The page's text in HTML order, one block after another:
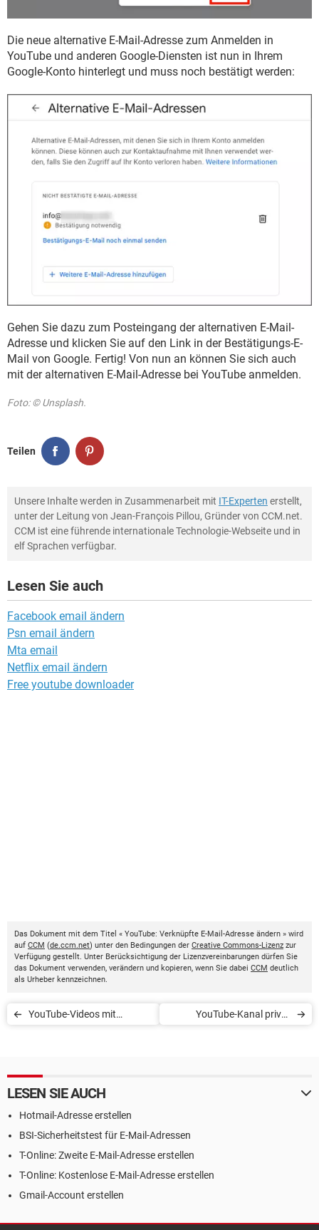
Die neue alternative E-Mail-Adresse zum Anmelden in
YouTube und anderen Google-Diensten ist nun in Ihrem
Google-Konto hinterlegt und muss noch bestätigt werden:
Gehen Sie dazu zum Posteingang der alternativen E-Mail-
Adresse und klicken Sie auf den Link in der Bestätigungs-E-
Mail von Google. Fertig! Von nun an können Sie sich auch
mit der alternativen E-Mail-Adresse bei YouTube anmelden.
Foto: © Unsplash.
Teilen
Unsere Inhalte werden in Zusammenarbeit mit IT-Experten erstellt,
unter der Leitung von Jean-François Pillou, Gründer von CCM.net.
CCM ist eine führende internationale Technologie-Webseite und in
elf Sprachen verfügbar.
Lesen Sie auch
Facebook email ändern
Psn email ändern
Mta email
Netflix email ändern
Free youtube downloader
Das Dokument mit dem Titel « YouTube: Verknüpfte E-Mail-Adresse ändern » wird
auf CCM (de.ccm.net) unter den Bedingungen der Creative Commons-Lizenz zur
Verfügung gestellt. Unter Berücksichtigung der Lizenzvereinbarungen dürfen Sie
das Dokument verwenden, verändern und kopieren, wenn Sie dabei CCM deutlich
als Urheber kennzeichnen.
YouTube-Videos mit
YouTube-Kanal privat
LESEN SIE AUCH
Hotmail-Adresse erstellen
BSI-Sicherheitstest für E-Mail-Adressen
T-Online: Zweite E-Mail-Adresse erstellen
T-Online: Kostenlose E-Mail-Adresse erstellen
Gmail-Account erstellen